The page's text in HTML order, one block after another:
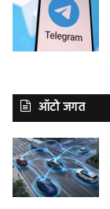
ऑटो जगत